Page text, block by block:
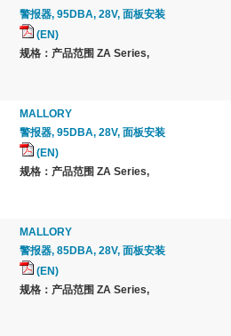
警报器, 95DBA, 28V, 面板安装
(EN)
规格：产品范围 ZA Series,
MALLORY
警报器, 95DBA, 28V, 面板安装
(EN)
规格：产品范围 ZA Series,
MALLORY
警报器, 85DBA, 28V, 面板安装
(EN)
规格：产品范围 ZA Series,